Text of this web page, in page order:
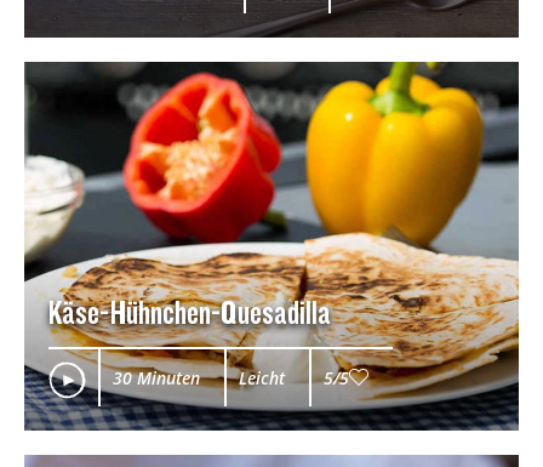
Käse-Hühnchen-Quesadilla
30 Minuten Leicht 5/5